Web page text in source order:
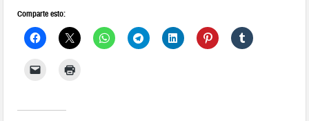
Comparte esto: